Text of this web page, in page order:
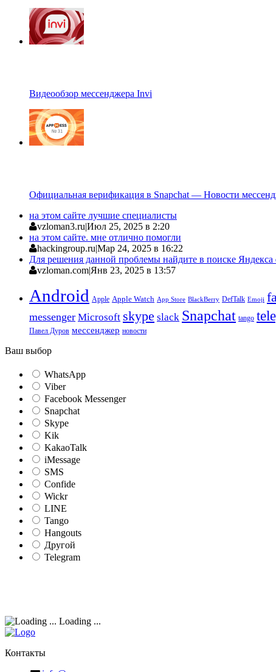
Видеообзор мессенджера Invi
Официальная верификация в Snapchat — Новости
на этом сайте лучшие специалисты
vzloman3.ru|Июл 25, 2025 в 2:20
на этом сайте. мне отлично помогли
hackingroup.ru|Мар 24, 2025 в 16:22
Для решения данной проблемы найдите в поиске
vzloman.com|Янв 23, 2025 в 13:57
Android Apple Apple Watch App Store BlackBerry DefTalk Emoji
messenger Microsoft skype slack Snapchat tango
Павел Дуров мессенджер новости
Ваш выбор
WhatsApp
Viber
Facebook Messenger
Snapchat
Skype
Kik
KakaoTalk
iMessage
SMS
Confide
Wickr
LINE
Tango
Hangouts
Другой
Telegram
Loading ...
Контакты